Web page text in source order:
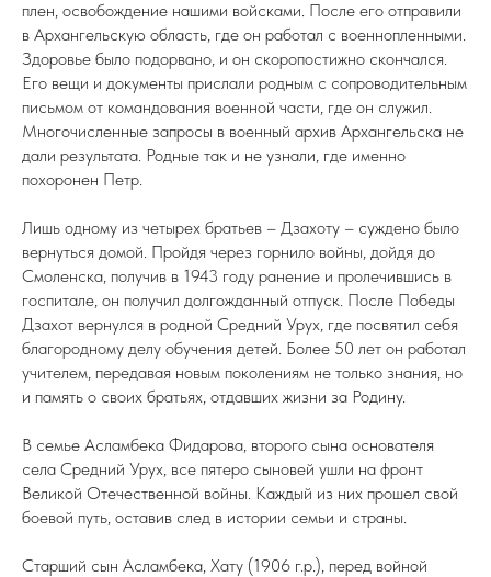
плен, освобождение нашими войсками. После его отправили
в Архангельскую область, где он работал с военнопленными.
Здоровье было подорвано, и он скоропостижно скончался.
Его вещи и документы прислали родным с сопроводительным
письмом от командования военной части, где он служил.
Многочисленные запросы в военный архив Архангельска не
дали результата. Родные так и не узнали, где именно
похоронен Петр.
Лишь одному из четырех братьев – Дзахоту – суждено было
вернуться домой. Пройдя через горнило войны, дойдя до
Смоленска, получив в 1943 году ранение и пролечившись в
госпитале, он получил долгожданный отпуск. После Победы
Дзахот вернулся в родной Средний Урух, где посвятил себя
благородному делу обучения детей. Более 50 лет он работал
учителем, передавая новым поколениям не только знания, но
и память о своих братьях, отдавших жизни за Родину.
В семье Асламбека Фидарова, второго сына основателя
села Средний Урух, все пятеро сыновей ушли на фронт
Великой Отечественной войны. Каждый из них прошел свой
боевой путь, оставив след в истории семьи и страны.
Старший сын Асламбека, Хату (1906 г.р.), перед войной